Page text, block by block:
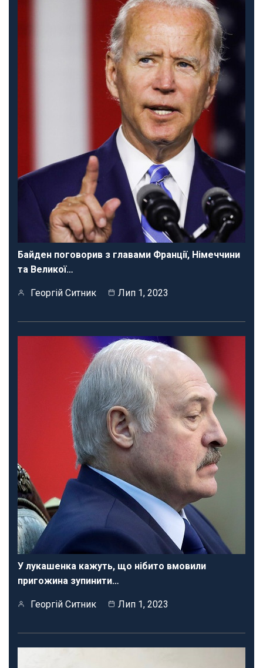
Байден поговорив з главами Франції, Німеччини
та Великої…
Георгій Ситник Лип 1, 2023
У лукашенка кажуть, що нібито вмовили
пригожина зупинити…
Георгій Ситник Лип 1, 2023